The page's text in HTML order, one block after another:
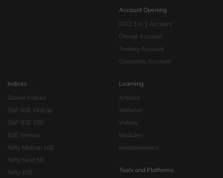
Account Opening
ICICI 3 in 1 Account
Demat Account
Trading Account
Corporate Account
Indices
Global Indices
S&P BSE Midcap
S&P BSE 100
BSE Sensex
Nifty Midcap 100
Nifty Next 50
Nifty 100
Learning
Articles
Webinar
Videos
Modules
Investonomics
Tools and Platforms